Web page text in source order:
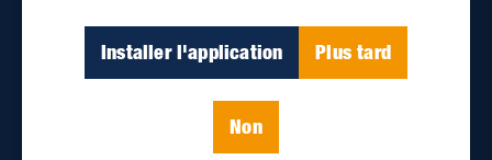
Installer l'application Plus tard
Non
Nous joindre